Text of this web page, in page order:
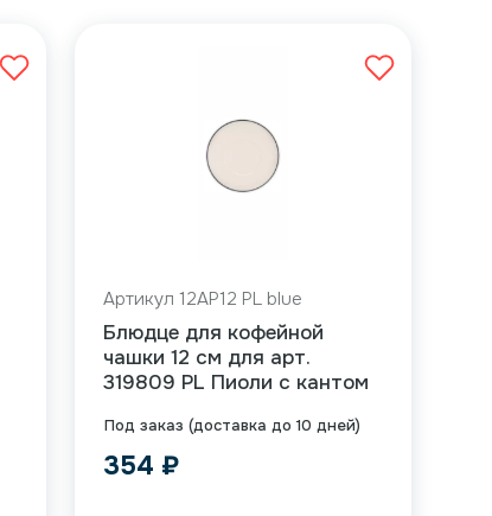
Под заказ (доставка до 10 дней)
Артикул 12AP12 PL blue
Блюдце для кофейной
чашки 12 см для арт.
319809 PL Пиоли с кантом
354 ₽